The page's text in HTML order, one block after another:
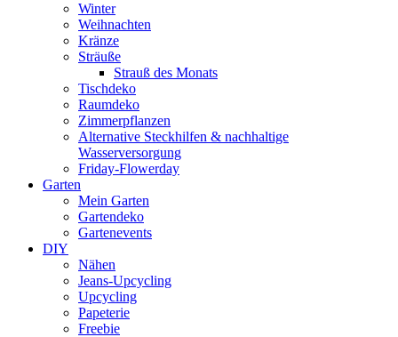
Winter
Weihnachten
Kränze
Sträuße
Strauß des Monats
Tischdeko
Raumdeko
Zimmerpflanzen
Alternative Steckhilfen & nachhaltige
Wasserversorgung
Friday-Flowerday
Garten
Mein Garten
Gartendeko
Gartenevents
DIY
Nähen
Jeans-Upcycling
Upcycling
Papeterie
Freebie